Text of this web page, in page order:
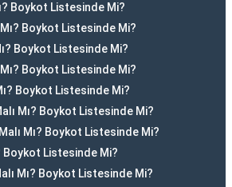
Boykot Listesinde Mi?
Boykot Listesinde Mi?
Boykot Listesinde Mi?
Boykot Listesinde Mi?
Boykot Listesinde Mi?
Mı? Boykot Listesinde Mi?
Mı? Boykot Listesinde Mi?
Boykot Listesinde Mi?
Mı? Boykot Listesinde Mi?